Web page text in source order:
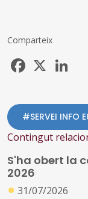
Comparteix
Facebook
#SERVEI INFO
Contingut
S'ha obert la
2026
● 31/07/2026